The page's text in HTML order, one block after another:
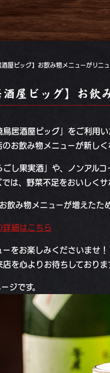
酒屋ビッグ】お飲み物メニューがリニ
酒屋ビッグ】お
鳥居酒屋ビッグ」をご利用
のお飲み物メニューが新し
ごし果実酒」や、ノンアル
では、野菜不足をおいしく
飲み物メニューが増えたた
細はこちら
をお楽しみくださいませ！
店を心よりお待ちしておりま
ジです。